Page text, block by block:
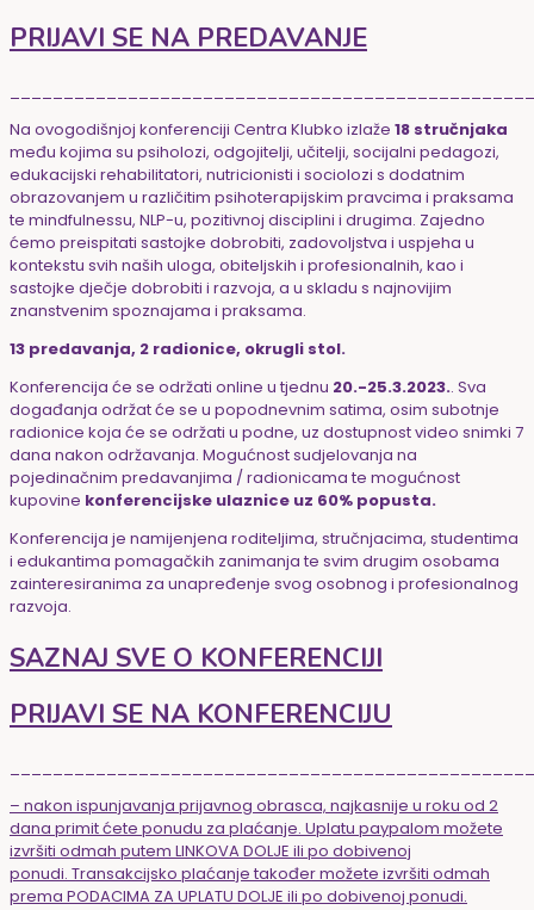
PRIJAVI SE NA PREDAVANJE
Na ovogodišnjoj konferenciji Centra Klubko izlaže 18 stručnjaka
među kojima su psiholozi, odgojitelji, učitelji, socijalni pedagozi,
edukacijski rehabilitatori, nutricionisti i sociolozi s dodatnim
obrazovanjem u različitim psihoterapijskim pravcima i praksama
te mindfulnessu, NLP-u, pozitivnoj disciplini i drugima. Zajedno
ćemo preispitati sastojke dobrobiti, zadovoljstva i uspjeha u
kontekstu svih naših uloga, obiteljskih i profesionalnih, kao i
sastojke dječje dobrobiti i razvoja, a u skladu s najnovijim
znanstvenim spoznajama i praksama.
13 predavanja, 2 radionice, okrugli stol.
Konferencija će se održati online u tjednu 20.-25.3.2023.. Sva
događanja održat će se u popodnevnim satima, osim subotnje
radionice koja će se održati u podne, uz dostupnost video snimki 7
dana nakon održavanja. Mogućnost sudjelovanja na
pojedinačnim predavanjima / radionicama te mogućnost
kupovine konferencijske ulaznice uz 60% popusta.
Konferencija je namijenjena roditeljima, stručnjacima, studentima
i edukantima pomagačkih zanimanja te svim drugim osobama
zainteresiranima za unapređenje svog osobnog i profesionalnog
razvoja.
SAZNAJ SVE O KONFERENCIJI
PRIJAVI SE NA KONFERENCIJU
– nakon ispunjavanja prijavnog obrasca, najkasnije u roku od 2
dana primit ćete ponudu za plaćanje. Uplatu paypalom možete
izvršiti odmah putem LINKOVA DOLJE ili po dobivenoj
ponudi. Transakcijsko plaćanje također možete izvršiti odmah
prema PODACIMA ZA UPLATU DOLJE ili po dobivenoj ponudi.